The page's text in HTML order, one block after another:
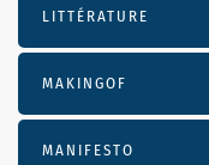
LITTÉRATURE
MAKINGOF
MANIFESTO